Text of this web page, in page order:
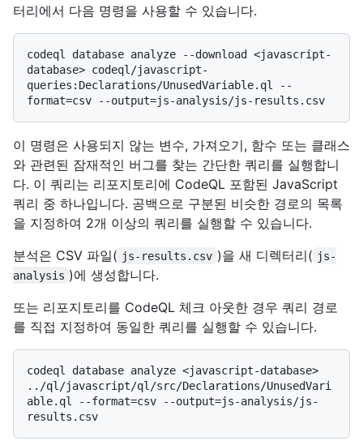
터리에서 다음 명령을 사용할 수 있습니다.
codeql database analyze --download <javascript-
database> codeql/javascript-
queries:Declarations/UnusedVariable.ql --
이 명령은 사용되지 않는 변수, 가져오기, 함수 또는 클래스
와 관련된 잠재적인 버그를 찾는 간단한 쿼리를 실행합니
다. 이 쿼리는 리포지토리에 CodeQL 포함된 JavaScript
쿼리 중 하나입니다. 공백으로 구분된 비슷한 경로의 목록
을 지정하여 2개 이상의 쿼리를 실행할 수 있습니다.
분석은 CSV 파일( js-results.csv )을 새 디렉터리( js-
analysis )에 생성합니다.
또는 리포지토리를 CodeQL 체크 아웃한 경우 쿼리 경로
를 직접 지정하여 동일한 쿼리를 실행할 수 있습니다.
codeql database analyze <javascript-database>
../ql/javascript/ql/src/Declarations/UnusedVari
able.ql --format=csv --output=js-analysis/js-